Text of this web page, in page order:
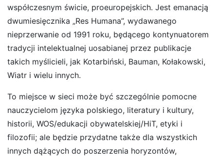
współczesnym świcie, proeuropejskich. Jest emanacją
dwumiesięcznika „Res Humana”, wydawanego
nieprzerwanie od 1991 roku, będącego kontynuatorem
tradycji intelektualnej uosabianej przez publikacje
takich myślicieli, jak Kotarbiński, Bauman, Kołakowski,
Wiatr i wielu innych.
To miejsce w sieci może być szczególnie pomocne
nauczycielom języka polskiego, literatury i kultury,
historii, WOS/edukacji obywatelskiej/HiT, etyki i
filozofii; ale będzie przydatne także dla wszystkich
innych dążących do poszerzenia horyzontów,